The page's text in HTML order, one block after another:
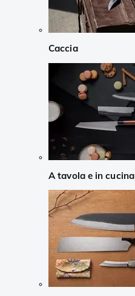
Caccia
A tavola e in cucina